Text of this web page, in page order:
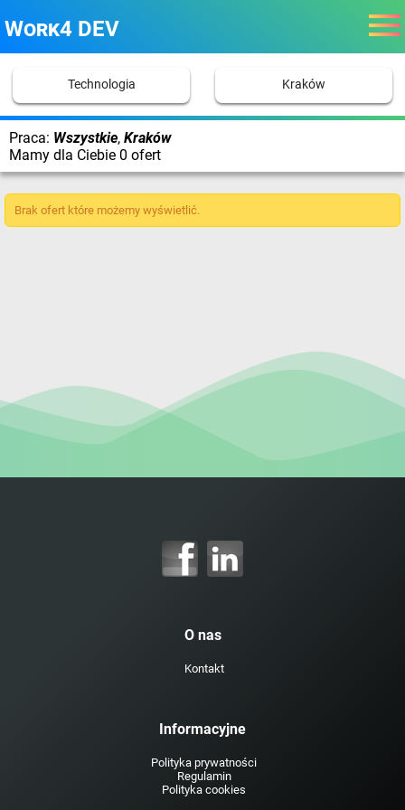
Work4 DEV
Technologia Kraków
Praca: Wszystkie, Kraków
Mamy dla Ciebie 0 ofert
Brak ofert które możemy wyświetlić.
O nas
Kontakt
Informacyjne
Polityka prywatności
Regulamin
Polityka cookies